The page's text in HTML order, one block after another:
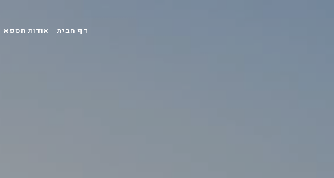
דף הבית אודות הספא